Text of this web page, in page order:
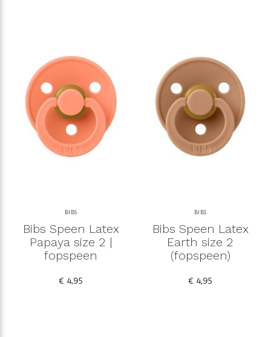
BIBS
Bibs Speen Latex
Papaya size 2 |
fopspeen
€ 4,95
BIBS
Bibs Speen Latex
Earth size 2
(fopspeen)
€ 4,95